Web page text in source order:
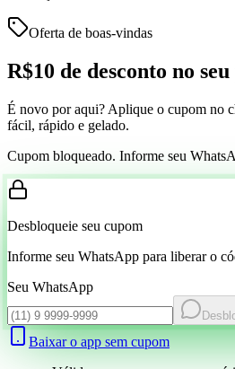
Oferta de boas-vindas
R$10 de desconto no
É novo por aqui? Aplique o cupom no
fácil, rápido e gelado.
Cupom bloqueado. Informe seu
Desbloqueie seu cupom
Informe seu WhatsApp para liberar o
Seu WhatsApp
Baixar o app sem cupom